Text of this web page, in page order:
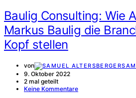
Baulig Consulting: Wie
Markus Baulig die
Kopf stellen
von
9. Oktober 2022
2 mal geteilt
Keine Kommentare